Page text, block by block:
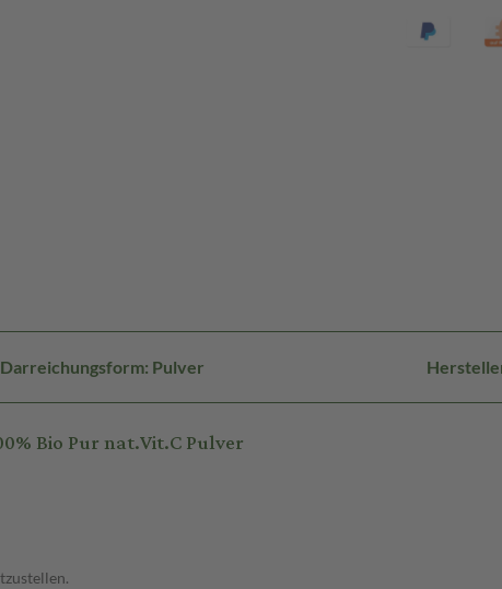
Darreichungsform: Pulver
Bio Pur nat.Vit.C Pulver